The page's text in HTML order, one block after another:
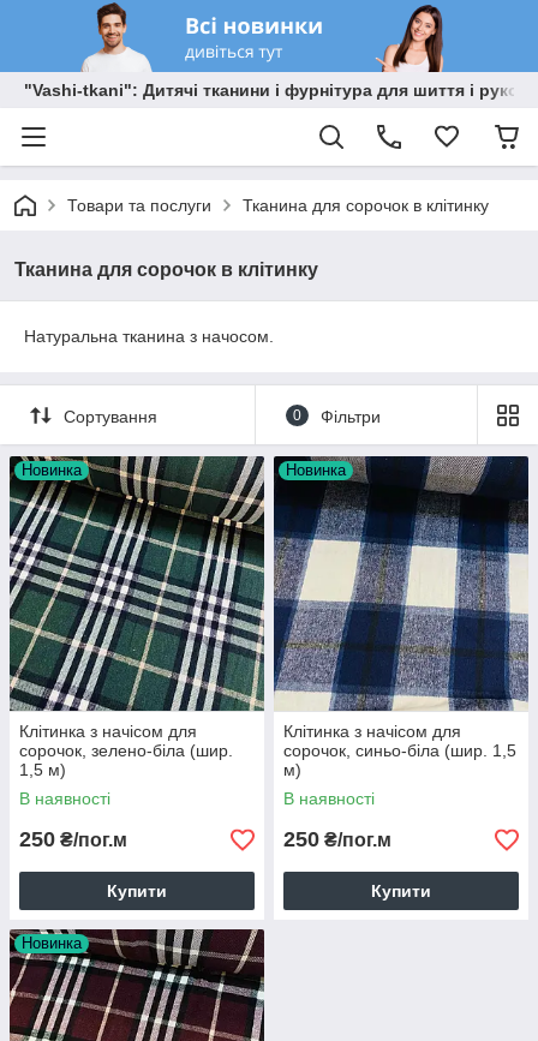
"Vashi-tkani": Дитячі тканини і фурнітура для шиття і
Товари та послуги Тканина для сорочок в клітинку
Тканина для сорочок в клітинку
Натуральна тканина з начосом.
Сортування 0 Фільтри
Новинка
Клітинка з начісом для
сорочок, зелено-біла (шир.
1,5 м)
В наявності
250 ₴/пог.м
Купити
Новинка
Клітинка з начісом для
сорочок, синьо-біла (шир. 1,5
м)
В наявності
250 ₴/пог.м
Купити
Новинка